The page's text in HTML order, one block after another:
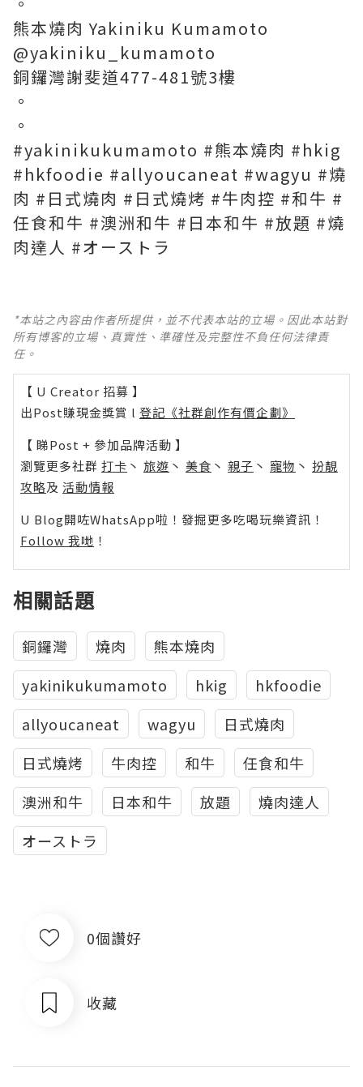
熊本燒肉 Yakiniku Kumamoto
@yakiniku_kumamoto
銅鑼灣謝斐道477-481號3樓
。
。
#yakinikukumamoto #熊本燒肉 #hkig
#hkfoodie #allyoucaneat #wagyu #燒
肉 #日式燒肉 #日式燒烤 #牛肉控 #和牛 #
任食和牛 #澳洲和牛 #日本和牛 #放題 #燒
肉達人 #オーストラ
*本站之內容由作者所提供，並不代表本站的立場。因此本站對
所有博客的立場、真實性、準確性及完整性不負任何法律責
任。
【 U Creator 招募 】
出Post賺現金獎賞 l 登記《社群創作有價企劃》
【 睇Post + 參加品牌活動 】
瀏覽更多社群 打卡 丶 旅遊 丶 美食 丶 親子 丶 寵物 丶 扮靚
攻略及 活動情報
U Blog開咗WhatsApp啦！發掘更多吃喝玩樂資訊！
Follow 我哋 ！
相關話題
銅鑼灣 燒肉
熊本燒肉
yakinikukumamoto
hkig
hkfoodie
allyoucaneat
wagyu
日式燒肉
日式燒烤
牛肉控 和牛
任食和牛
澳洲和牛
日本和牛 放題
燒肉達人
オーストラ
0個讚好
收藏